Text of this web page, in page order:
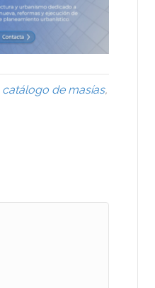
catálogo de masías,